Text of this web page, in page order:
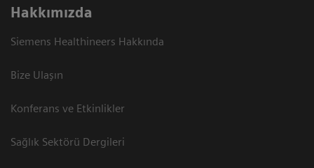
Hakkımızda
Siemens Healthineers Hakkında
Bize Ulaşın
Konferans ve Etkinlikler
Sağlık Sektörü Dergileri